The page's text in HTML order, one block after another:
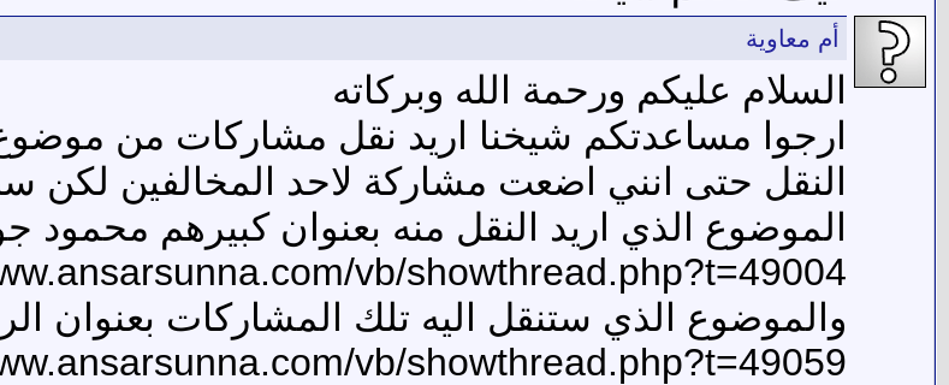
أم معاوية
السلام عليكم ورحمة الله وبركاته
ارجوا مساعدتكم شيخنا اريد نقل مشاركات من
النقل حتى انني اضعت مشاركة لاحد المخالفين لكن
الموضوع الذي اريد النقل منه بعنوان كبيرهم محمود
vb/showthread.php?t=49004
والموضوع الذي ستنقل اليه تلك المشاركات بعنوان
vb/showthread.php?t=49059